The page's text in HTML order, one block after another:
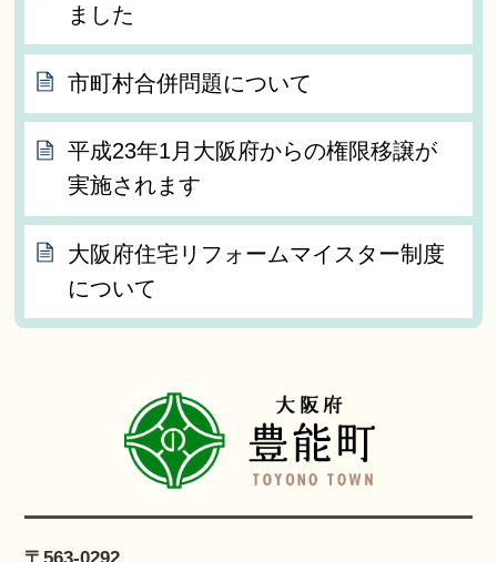
ました
市町村合併問題について
平成23年1月大阪府からの権限移譲が
実施されます
大阪府住宅リフォームマイスター制度
について
〒563-0292